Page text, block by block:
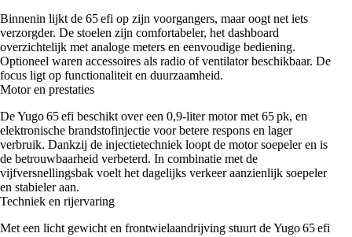
Binnenin lijkt de 65 efi op zijn voorgangers, maar oogt net iets
verzorgder. De stoelen zijn comfortabeler, het dashboard
overzichtelijk met analoge meters en eenvoudige bediening.
Optioneel waren accessoires als radio of ventilator beschikbaar. De
focus ligt op functionaliteit en duurzaamheid.
Motor en prestaties
De Yugo 65 efi beschikt over een 0,9‑liter motor met 65 pk, en
elektronische brandstofinjectie voor betere respons en lager
verbruik. Dankzij de injectietechniek loopt de motor soepeler en is
de betrouwbaarheid verbeterd. In combinatie met de
vijfversnellingsbak voelt het dagelijks verkeer aanzienlijk soepeler
en stabieler aan.
Techniek en rijervaring
Met een licht gewicht en frontwielaandrijving stuurt de Yugo 65 efi